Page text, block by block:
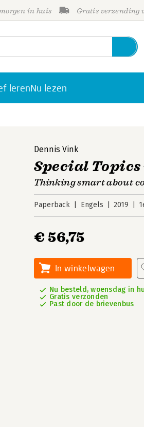
in huis Gratis verzending
lerenNu lezen
Dennis Vink
Special
Thinking smart about
Paperback Engels 2019
€ 56,75
In winkelwagen
Nu besteld, woensdag in
Gratis verzonden
Past door de brievenbus